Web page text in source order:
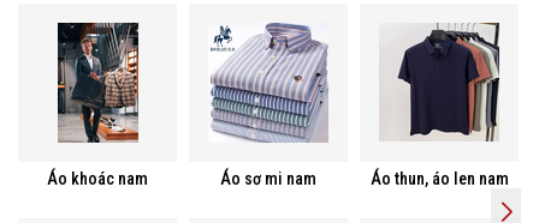
Áo khoác nam Áo sơ mi nam Áo thun, áo len nam